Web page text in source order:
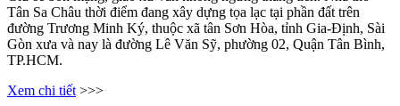
Tân Sa Châu thời điểm đang xây dựng tọa lạc tại phần đất trên
đường Trương Minh Ký, thuộc xã tân Sơn Hòa, tỉnh Gia-Định, Sài
Gòn xưa và nay là đường Lê Văn Sỹ, phường 02, Quận Tân Bình,
TP.HCM.
Xem chi tiết >>>